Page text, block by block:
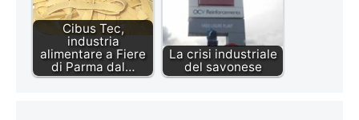
Cibus Tec,
industria
alimentare a Fiere
di Parma dal…
La crisi industriale
del savonese